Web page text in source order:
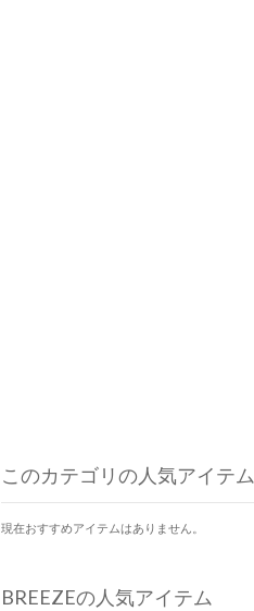
このカテゴリの人気アイテム
現在おすすめアイテムはありません。
BREEZEの人気アイテム